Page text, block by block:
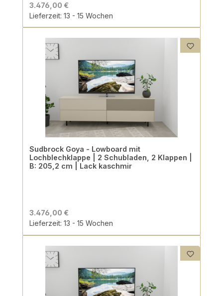
3.476,00 €
Lieferzeit: 13 - 15 Wochen
Sudbrock Goya - Lowboard mit
Lochblechklappe | 2 Schubladen, 2 Klappen |
B: 205,2 cm | Lack kaschmir
3.476,00 €
Lieferzeit: 13 - 15 Wochen